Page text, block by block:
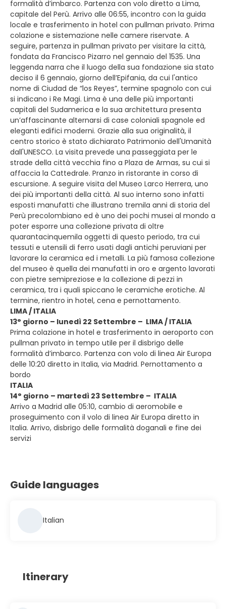
formalità d’imbarco. Partenza con volo diretto a Lima,
capitale del Perù. Arrivo alle 06:55, incontro con la guida
locale e trasferimento in hotel con pullman privato. Prima
colazione e sistemazione nelle camere riservate. A
seguire, partenza in pullman privato per visitare la città,
fondata da Francisco Pizarro nel gennaio del 1535. Una
leggenda narra che il luogo della sua fondazione sia stato
deciso il 6 gennaio, giorno dell’Epifania, da cui l'antico
nome di Ciudad de “los Reyes”, termine spagnolo con cui
si indicano i Re Magi. Lima è una delle più importanti
capitali del Sudamerica e la sua architettura presenta
un’affascinante alternarsi di case coloniali spagnole ed
eleganti edifici moderni. Grazie alla sua originalità, il
centro storico è stato dichiarato Patrimonio dell'Umanità
dall'UNESCO. La visita prevede una passeggiata per le
strade della città vecchia fino a Plaza de Armas, su cui si
affaccia la Cattedrale. Pranzo in ristorante in corso di
escursione. A seguire visita del Museo Larco Herrera, uno
dei più importanti della città. Al suo interno sono infatti
esposti manufatti che illustrano tremila anni di storia del
Perù precolombiano ed è uno dei pochi musei al mondo a
poter esporre una collezione privata di oltre
quarantacinquemila oggetti di questo periodo, tra cui
tessuti e utensili di ferro usati dagli antichi peruviani per
lavorare la ceramica ed i metalli. La più famosa collezione
del museo è quella dei manufatti in oro e argento lavorati
con pietre semipreziose e la collezione di pezzi in
ceramica, tra i quali spiccano le ceramiche erotiche. Al
termine, rientro in hotel, cena e pernottamento.
LIMA / ITALIA
13° giorno – lunedì 22 Settembre – LIMA / ITALIA
Prima colazione in hotel e trasferimento in aeroporto con
pullman privato in tempo utile per il disbrigo delle
formalità d’imbarco. Partenza con volo di linea Air Europa
delle 10:20 diretto in Italia, via Madrid. Pernottamento a
bordo
ITALIA
14° giorno – martedì 23 Settembre – ITALIA
Arrivo a Madrid alle 05:10, cambio di aeromobile e
proseguimento con il volo di linea Air Europa diretto in
Italia. Arrivo, disbrigo delle formalità doganali e fine dei
servizi
Guide languages
Italian
Itinerary